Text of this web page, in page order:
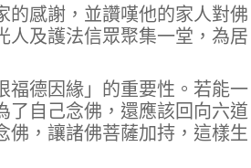
的感謝，並讚嘆他的家人對佛
人及護法信眾聚集一堂，為居
福德因緣」的重要性。若能一
了自己念佛，還應該回向六道
佛，讓諸佛菩薩加持，這樣生